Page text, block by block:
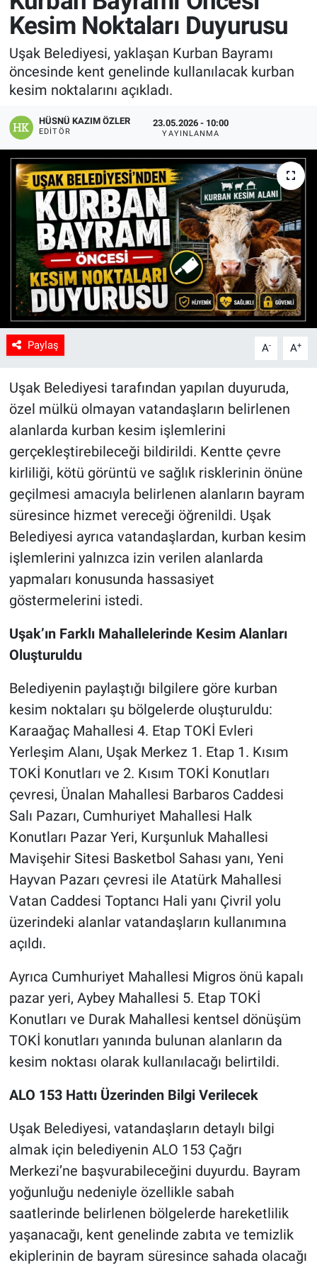
Kesim Noktaları Duyurusu
Uşak Belediyesi, yaklaşan Kurban Bayramı
öncesinde kent genelinde kullanılacak kurban
kesim noktalarını açıkladı.
HÜSNÜ KAZIM ÖZLER
EDITÖR
23.05.2026 - 10:00
YAYINLANMA
Paylaş A- A+
Uşak Belediyesi tarafından yapılan duyuruda,
özel mülkü olmayan vatandaşların belirlenen
alanlarda kurban kesim işlemlerini
gerçekleştirebileceği bildirildi. Kentte çevre
kirliliği, kötü görüntü ve sağlık risklerinin önüne
geçilmesi amacıyla belirlenen alanların bayram
süresince hizmet vereceği öğrenildi. Uşak
Belediyesi ayrıca vatandaşlardan, kurban kesim
işlemlerini yalnızca izin verilen alanlarda
yapmaları konusunda hassasiyet
göstermelerini istedi.
Uşak’ın Farklı Mahallelerinde Kesim Alanları
Oluşturuldu
Belediyenin paylaştığı bilgilere göre kurban
kesim noktaları şu bölgelerde oluşturuldu:
Karaağaç Mahallesi 4. Etap TOKİ Evleri
Yerleşim Alanı, Uşak Merkez 1. Etap 1. Kısım
TOKİ Konutları ve 2. Kısım TOKİ Konutları
çevresi, Ünalan Mahallesi Barbaros Caddesi
Salı Pazarı, Cumhuriyet Mahallesi Halk
Konutları Pazar Yeri, Kurşunluk Mahallesi
Mavişehir Sitesi Basketbol Sahası yanı, Yeni
Hayvan Pazarı çevresi ile Atatürk Mahallesi
Vatan Caddesi Toptancı Hali yanı Çivril yolu
üzerindeki alanlar vatandaşların kullanımına
açıldı.
Ayrıca Cumhuriyet Mahallesi Migros önü kapalı
pazar yeri, Aybey Mahallesi 5. Etap TOKİ
Konutları ve Durak Mahallesi kentsel dönüşüm
TOKİ konutları yanında bulunan alanların da
kesim noktası olarak kullanılacağı belirtildi.
ALO 153 Hattı Üzerinden Bilgi Verilecek
Uşak Belediyesi, vatandaşların detaylı bilgi
almak için belediyenin ALO 153 Çağrı
Merkezi’ne başvurabileceğini duyurdu. Bayram
yoğunluğu nedeniyle özellikle sabah
saatlerinde belirlenen bölgelerde hareketlilik
yaşanacağı, kent genelinde zabıta ve temizlik
ekiplerinin de bayram süresince sahada olacağı
Manşet
Resmi İlanlar
Sağlık
Son Dakika
Spor
Uşak Haberleri